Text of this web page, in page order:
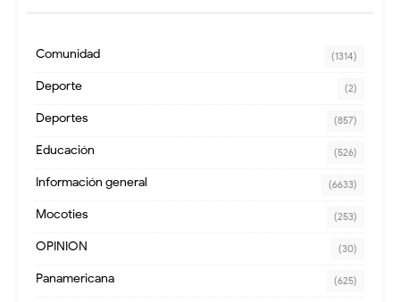
Comunidad (1314)
Deporte (2)
Deportes (857)
Educación (526)
Información general (6633)
Mocoties (253)
OPINION (30)
Panamericana (625)